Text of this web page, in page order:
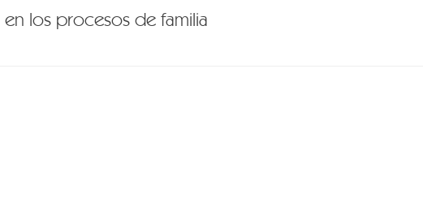
los procesos de familia